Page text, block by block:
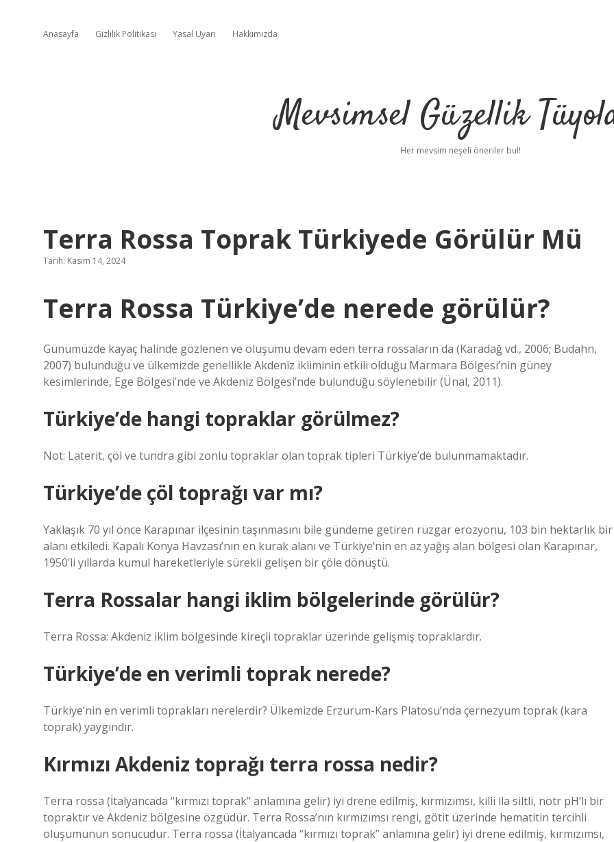
Anasayfa Gizlilik Politikası Yasal Uyarı Hakkımızda
Mevsimsel Güzellik
Her mevsim neşeli öneriler bul!
Terra Rossa Toprak Türkiyede Görülür Mü
Tarih: Kasım 14, 2024
Terra Rossa Türkiye’de nerede görülür?
Günümüzde kayaç halinde gözlenen ve oluşumu devam eden terra rossaların da (Karadağ vd., 2006; Budahn,
2007) bulunduğu ve ülkemizde genellikle Akdeniz ikliminin etkili olduğu Marmara Bölgesi’nin güney
kesimlerinde, Ege Bölgesi’nde ve Akdeniz Bölgesi’nde bulunduğu söylenebilir (Ünal, 2011).
Türkiye’de hangi topraklar görülmez?
Not: Laterit, çöl ve tundra gibi zonlu topraklar olan toprak tipleri Türkiye’de bulunmamaktadır.
Türkiye’de çöl toprağı var mı?
Yaklaşık 70 yıl önce Karapınar ilçesinin taşınmasını bile gündeme getiren rüzgar erozyonu, 103 bin hektarlık bir
alanı etkiledi. Kapalı Konya Havzası’nın en kurak alanı ve Türkiye’nin en az yağış alan bölgesi olan Karapınar,
1950’li yıllarda kumul hareketleriyle sürekli gelişen bir çöle dönüştü.
Terra Rossalar hangi iklim bölgelerinde görülür?
Terra Rossa: Akdeniz iklim bölgesinde kireçli topraklar üzerinde gelişmiş topraklardır.
Türkiye’de en verimli toprak nerede?
Türkiye’nin en verimli toprakları nerelerdir? Ülkemizde Erzurum-Kars Platosu’nda çernezyum toprak (kara
toprak) yaygındır.
Kırmızı Akdeniz toprağı terra rossa nedir?
Terra rossa (İtalyancada “kırmızı toprak” anlamına gelir) iyi drene edilmiş, kırmızımsı, killi ila siltli, nötr pH’lı bir
topraktır ve Akdeniz bölgesine özgüdür. Terra Rossa’nın kırmızımsı rengi, götit üzerinde hematitin tercihli
oluşumunun sonucudur. Terra rossa (İtalyancada “kırmızı toprak” anlamına gelir) iyi drene edilmiş, kırmızımsı,